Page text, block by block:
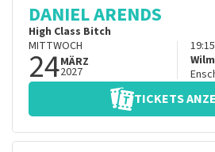
DANIEL ARENDS
High Class Bitch
MITTWOCH
24MÄRZ
2027
19:15
TICKETS